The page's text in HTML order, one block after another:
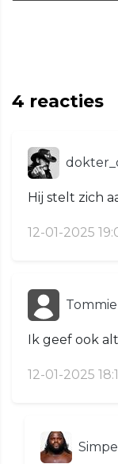
4 reacties
Hij stelt zich
12-01-2025
Tommie
Ik geef ook
12-01-2025